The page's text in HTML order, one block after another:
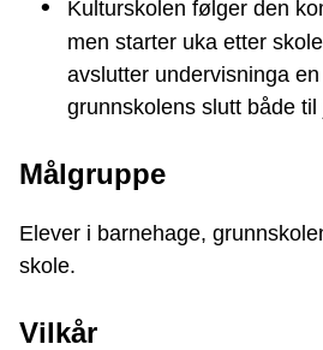
Kulturskolen følger den
men starter uka etter
avslutter undervisninga
grunnskolens slutt både
Målgruppe
Elever i barnehage,
skole.
Vilkår